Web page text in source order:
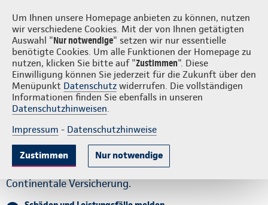
Um Ihnen unsere Homepage anbieten zu können, nutzen
wir verschiedene Cookies. Mit der von Ihnen getätigten
Auswahl "Nur notwendige" setzen wir nur essentielle
benötigte Cookies. Um alle Funktionen der Homepage zu
nutzen, klicken Sie bitte auf "Zustimmen". Diese
Einwilligung können Sie jederzeit für die Zukunft über den
Menüpunkt Datenschutz widerrufen. Die vollständigen
Informationen finden Sie ebenfalls in unseren
Datenschutzhinweisen.
Impressum - Datenschutzhinweise
Zustimmen Nur notwendige
Continentale vor Ort
Schaden & Leistungen Rund um Ihren Vertrag Hilfe & Antworten
Unser Service: einfach,
schnell und online.
Alle Services für Kundinnen und Kunden der
Continentale Versicherung.